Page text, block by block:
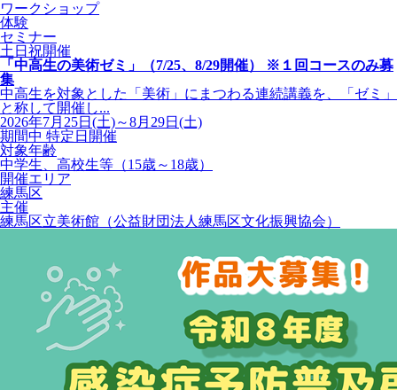
ワークショップ
体験
セミナー
土日祝開催
「中高生の美術ゼミ」（7/25、8/29開催） ※１回コースのみ募
集
中高生を対象とした「美術」にまつわる連続講義を、「ゼミ」
と称して開催し...
2026年7月25日(土)～8月29日(土)
期間中 特定日開催
対象年齢
中学生、高校生等（15歳～18歳）
開催エリア
練馬区
主催
練馬区立美術館（公益財団法人練馬区文化振興協会）